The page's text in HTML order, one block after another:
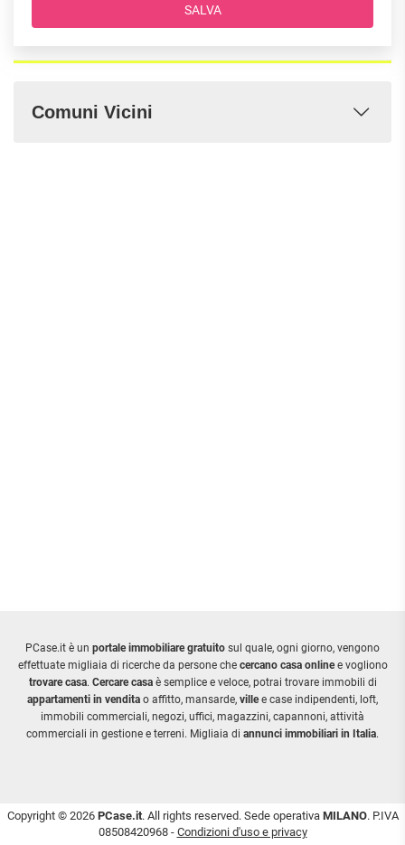
SALVA
Comuni Vicini
PCase.it è un portale immobiliare gratuito sul quale, ogni giorno, vengono
effettuate migliaia di ricerche da persone che cercano casa onlinee vogliono
trovare casa. Cercare casaè semplice e veloce, potrai trovare immobili di
appartamenti in vendita o affitto, mansarde, villee case indipendenti, loft,
immobili commerciali, negozi, uffici, magazzini, capannoni, attività
commerciali in gestione e terreni. Migliaia di annunci immobiliari in Italia.
Copyright © 2026 PCase.it. All rights reserved. Sede operativa MILANO. P.IVA
08508420968 - Condizioni d'uso e privacy